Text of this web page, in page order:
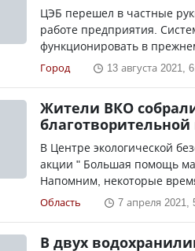
ЦЭБ перешел в частные
работе предприятия.
функционировать в
Город 13 августа 2021,
Жители ВКО
В Центре экологической
акции " Большая помощь
Напомним, некоторые
Область 7 апреля 2021,
В двух